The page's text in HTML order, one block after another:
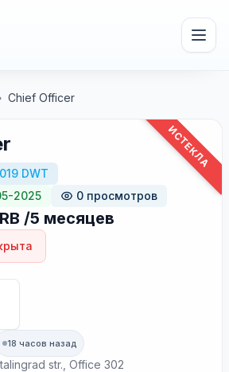
Chief Officer
ИСТЕКЛА
DWT
2025
0 просмотров
/5 месяцев
18 часов назад
str., Office 302